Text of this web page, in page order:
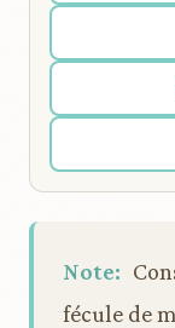
Note:
fécule de